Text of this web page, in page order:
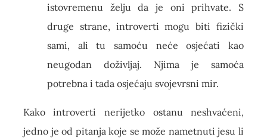
istovremenu želju da je oni prihvate. S
druge strane, introverti mogu biti fizički
sami, ali tu samoću neće osjećati kao
neugodan doživljaj. Njima je samoća
potrebna i tada osjećaju svojevrsni mir.
Kako introverti nerijetko ostanu neshvaćeni,
jedno je od pitanja koje se može nametnuti jesu li